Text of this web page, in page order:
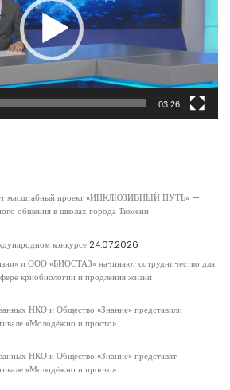
03:26
масштабный проект «ИНКЛЮЗИВНЫЙ ПУТЬ» —
общения в школах города Тюмени
конкурсе 24.07.2026
и ООО «БИОСТАЗ» начинают сотрудничество для
криобиологии и продления жизни
НКО и Общество «Знание» представили
«Молодёжно и просто»
НКО и Общество «Знание» представят
«Молодёжно и просто»